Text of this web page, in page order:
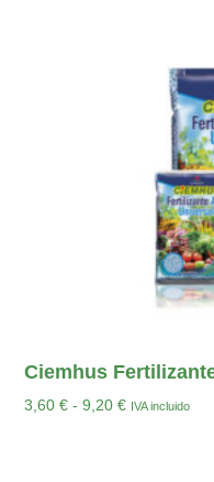
Ciemhus
3,60€ - 9,20€ IVA incluido